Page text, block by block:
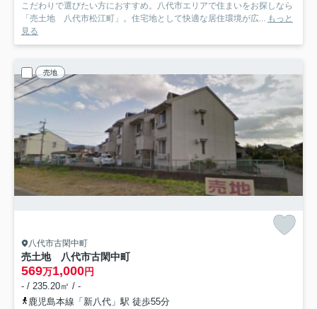
こだわりで選びたい方におすすめ。八代市エリアで住まいをお探しなら
「売土地 八代市松江町」。住宅地として快適な居住環境が広... もっと
見る
売地
八代市古閑中町
売土地 八代市古閑中町
569万1,000円
- / 235.20㎡ / -
鹿児島本線「新八代」駅 徒歩55分